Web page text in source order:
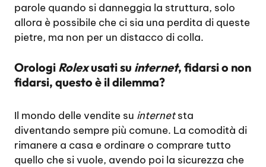
parole quando si danneggia la struttura, solo
allora è possibile che ci sia una perdita di queste
pietre, ma non per un distacco di colla.
Orologi Rolexusati su internet, fidarsi o non
fidarsi, questo è il dilemma?
Il mondo delle vendite su internetsta
diventando sempre più comune. La comodità di
rimanere a casa e ordinare o comprare tutto
quello che si vuole, avendo poi la sicurezza che